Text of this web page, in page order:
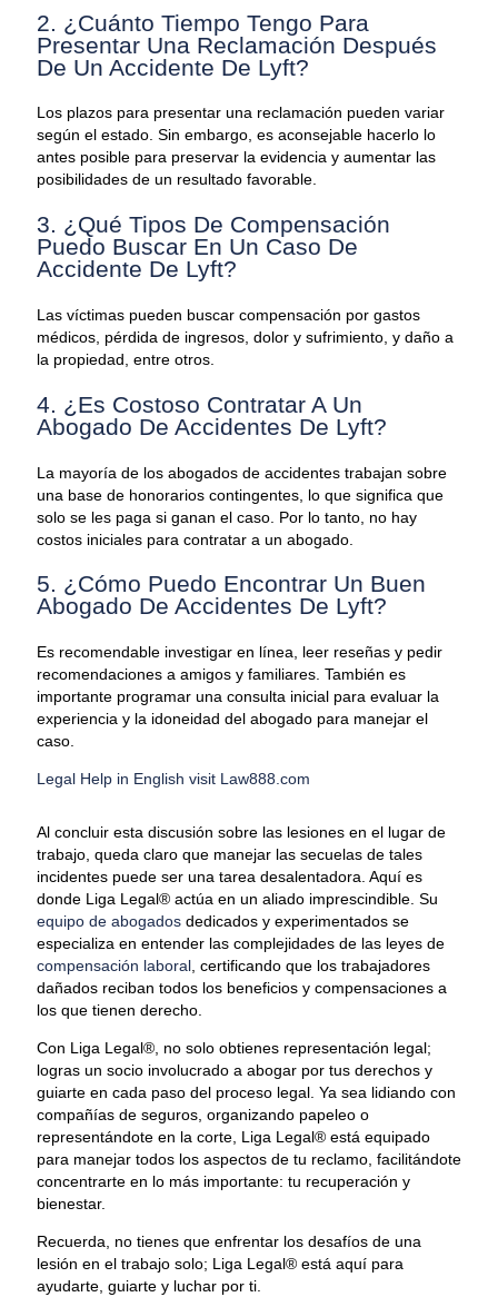
2. ¿Cuánto Tiempo Tengo Para
Presentar Una Reclamación Después
De Un Accidente De Lyft?
Los plazos para presentar una reclamación pueden variar
según el estado. Sin embargo, es aconsejable hacerlo lo
antes posible para preservar la evidencia y aumentar las
posibilidades de un resultado favorable.
3. ¿Qué Tipos De Compensación
Puedo Buscar En Un Caso De
Accidente De Lyft?
Las víctimas pueden buscar compensación por gastos
médicos, pérdida de ingresos, dolor y sufrimiento, y daño a
la propiedad, entre otros.
4. ¿Es Costoso Contratar A Un
Abogado De Accidentes De Lyft?
La mayoría de los abogados de accidentes trabajan sobre
una base de honorarios contingentes, lo que significa que
solo se les paga si ganan el caso. Por lo tanto, no hay
costos iniciales para contratar a un abogado.
5. ¿Cómo Puedo Encontrar Un Buen
Abogado De Accidentes De Lyft?
Es recomendable investigar en línea, leer reseñas y pedir
recomendaciones a amigos y familiares. También es
importante programar una consulta inicial para evaluar la
experiencia y la idoneidad del abogado para manejar el
caso.
Legal Help in English visit Law888.com
Al concluir esta discusión sobre las lesiones en el lugar de
trabajo, queda claro que manejar las secuelas de tales
incidentes puede ser una tarea desalentadora. Aquí es
donde Liga Legal® actúa en un aliado imprescindible. Su
equipo de abogados dedicados y experimentados se
especializa en entender las complejidades de las leyes de
compensación laboral, certificando que los trabajadores
dañados reciban todos los beneficios y compensaciones a
los que tienen derecho.
Con Liga Legal®, no solo obtienes representación legal;
logras un socio involucrado a abogar por tus derechos y
guiarte en cada paso del proceso legal. Ya sea lidiando con
compañías de seguros, organizando papeleo o
representándote en la corte, Liga Legal® está equipado
para manejar todos los aspectos de tu reclamo, facilitándote
concentrarte en lo más importante: tu recuperación y
bienestar.
Recuerda, no tienes que enfrentar los desafíos de una
lesión en el trabajo solo; Liga Legal® está aquí para
ayudarte, guiarte y luchar por ti.